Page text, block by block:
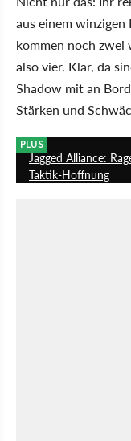
aus einem
kommen noch zwei
also vier. Klar, da
Shadow mit an
Stärken und
PLUS
Jagged Alliance:
Taktik-Hoffnung